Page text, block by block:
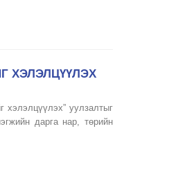
ХЭЛЭЛЦҮҮЛЭХ
хэлэлцүүлэх” уулзалтыг
дарга нар, төрийн